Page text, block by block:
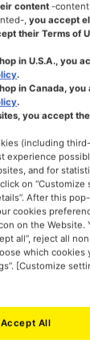
SESIÓN
su contraseña?
Pago más
más.
UNA CUENTA
content -
,you accept
their Terms of
in U.S.A., you
.
in Canada,
.
you accept
(including
experience
and for
on “Customize
After this
cookies
on the Website.
all”, reject all
which cookies
[Customize
Accept All